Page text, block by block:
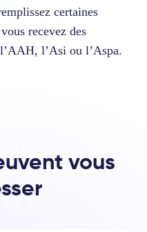
certaines
recevez des
l’Asi ou l’Aspa.
vous